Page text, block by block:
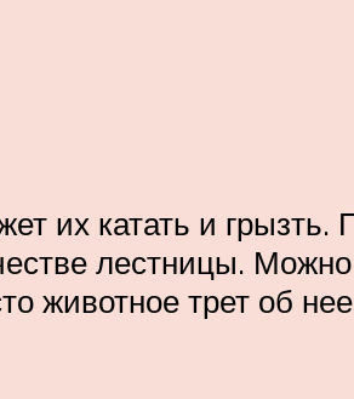
их катать и грызть.
лестницы.
животное трет об